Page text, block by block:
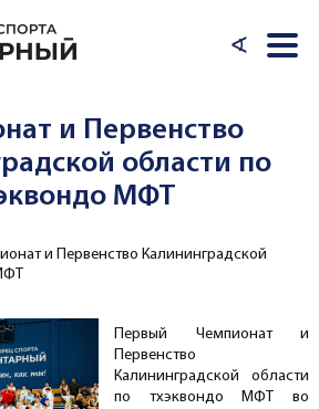
∢
и Первенство
области по
МФТ
и Первенство Калининградской
Первый Чемпионат и
Первенство
Калининградской области
по тхэквондо МФТ во